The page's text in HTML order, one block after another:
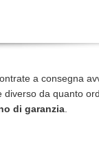
a consegna
da quanto
di garanzia